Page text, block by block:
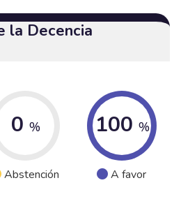
la Decencia
0 %
Abstención
100 %
A favor